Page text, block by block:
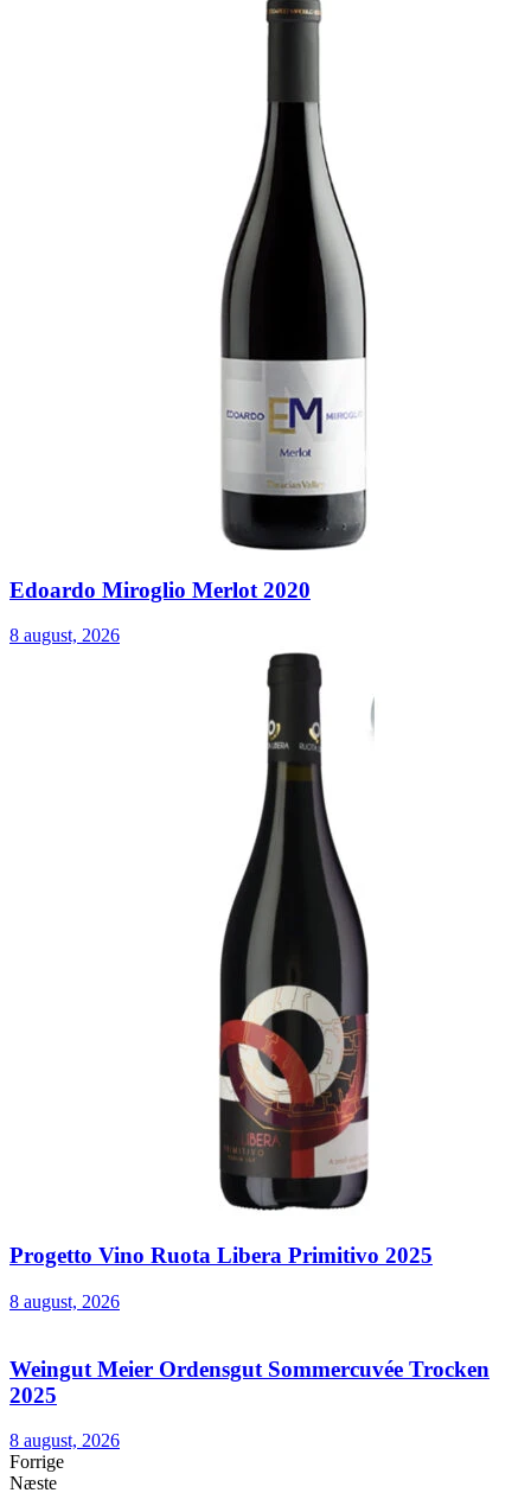
Edoardo Miroglio Merlot 2020
8 august, 2026
Progetto Vino Ruota Libera Primitivo 2025
8 august, 2026
Weingut Meier Ordensgut Sommercuvée Trocken
2025
8 august, 2026
Forrige
Næste